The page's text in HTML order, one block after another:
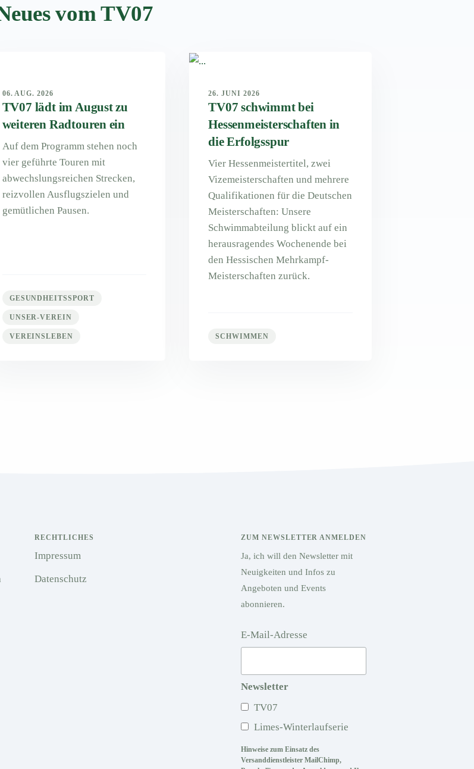
vom TV07
06. AUG. 2026
TV07 lädt im August zu
weiteren Radtouren ein
Auf dem Programm stehen noch
vier geführte Touren mit
abwechslungsreichen Strecken,
reizvollen Ausflugszielen und
gemütlichen Pausen.
GESUNDHEITSSPORT
UNSER-VEREIN
VEREINSLEBEN
26. JUNI 2026
TV07 schwimmt bei
Hessenmeisterschaften in
die Erfolgsspur
Vier Hessenmeistertitel, zwei
Vizemeisterschaften und mehrere
Qualifikationen für die Deutschen
Meisterschaften: Unsere
Schwimmabteilung blickt auf ein
herausragendes Wochenende bei
den Hessischen Mehrkampf-
Meisterschaften zurück.
SCHWIMMEN
RECHTLICHES
Impressum
Datenschutz
ZUM NEWSLETTER ANMELDEN
Ja, ich will den Newsletter mit
Neuigkeiten und Infos zu
Angeboten und Events
abonnieren.
E-Mail-Adresse
Newsletter
TV07
Limes-Winterlaufserie
Hinweise zum Einsatz des
Versanddienstleister MailChimp,